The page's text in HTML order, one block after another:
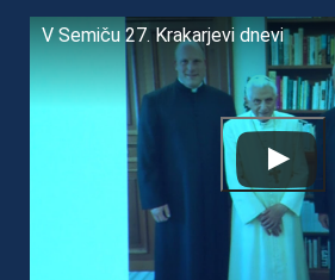
V Semiču 27. Krakarjevi dnevi